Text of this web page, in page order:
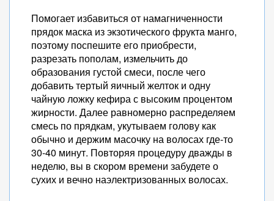
Помогает избавиться от намагниченности
прядок маска из экзотического фрукта манго,
поэтому поспешите его приобрести,
разрезать пополам, измельчить до
образования густой смеси, после чего
добавить тертый яичный желток и одну
чайную ложку кефира с высоким процентом
жирности. Далее равномерно распределяем
смесь по прядкам, укутываем голову как
обычно и держим масочку на волосах где-то
30-40 минут. Повторяя процедуру дважды в
неделю, вы в скором времени забудете о
сухих и вечно наэлектризованных волосах.